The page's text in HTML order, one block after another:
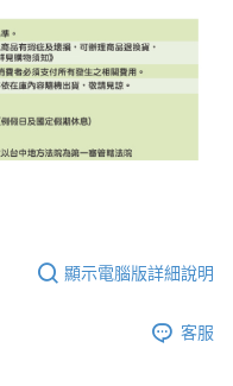
顯示電腦版詳細說明
客服